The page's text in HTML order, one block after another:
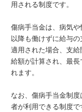
用される制度です。
傷病手当金は、病気
以降も働けずに給与
適用された場合、支
給額が計算され、最長
れます。
なお、傷病手当金制
者が利用できる制度